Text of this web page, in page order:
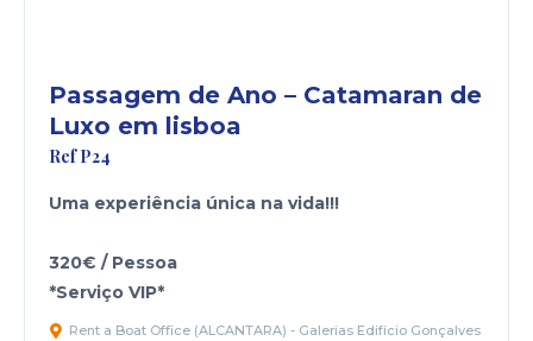
Passagem de Ano – Catamaran de
Luxo em lisboa
Ref P24
Uma experiência única na vida!!!
320€ / Pessoa
*Serviço VIP*
Rent a Boat Office (ALCANTARA) - Galerias Edifício Gonçalves